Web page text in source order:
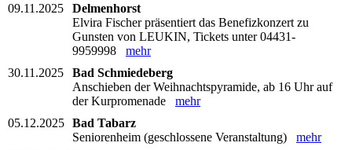
09.11.2025
Delmenhorst
Elvira Fischer präsentiert das Benefizkonzert zu
Gunsten von LEUKIN, Tickets unter 04431-
9959998 mehr
30.11.2025
Bad Schmiedeberg
Anschieben der Weihnachtspyramide, ab 16 Uhr auf
der Kurpromenade mehr
05.12.2025 Bad Tabarz
Seniorenheim (geschlossene Veranstaltung) mehr